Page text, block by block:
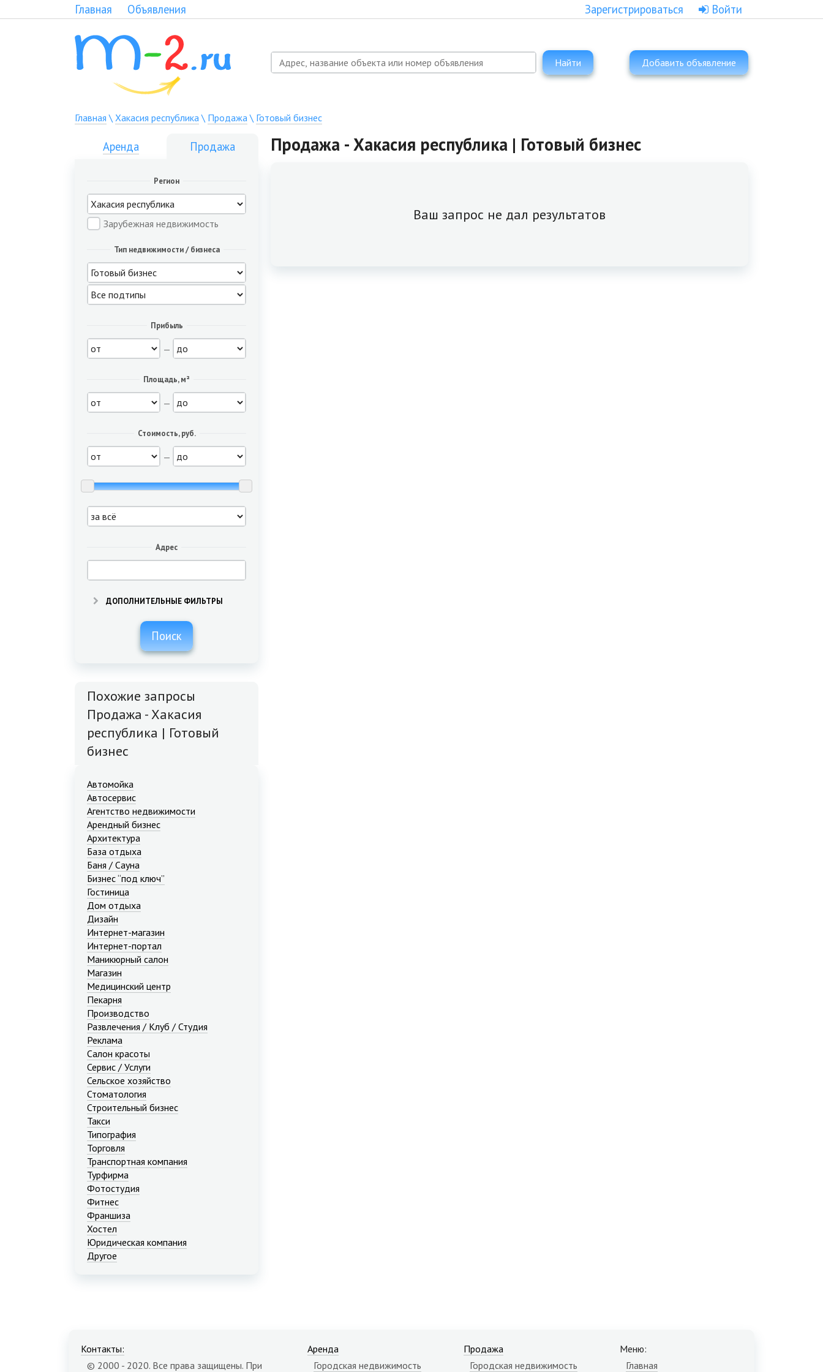
Главная Объявления Зарегистрироваться Войти
Найти Добавить объявление
Главная \ Хакасия республика\ Продажа\ Готовый бизнес
Аренда Продажа
Регион
Зарубежная недвижимость
Тип недвижимости / бизнеса
Прибыль
—
Площадь, м²
—
Стоимость, руб.
—
Адрес
ДОПОЛНИТЕЛЬНЫЕ ФИЛЬТРЫ
Поиск
Похожие запросы
Продажа - Хакасия
республика | Готовый
бизнес
Автомойка
Автосервис
Агентство недвижимости
Арендный бизнес
Архитектура
База отдыха
Баня / Сауна
Бизнес “под ключ”
Гостиница
Дом отдыха
Дизайн
Интернет-магазин
Интернет-портал
Маникюрный салон
Магазин
Медицинский центр
Пекарня
Производство
Развлечения / Клуб / Студия
Реклама
Салон красоты
Сервис / Услуги
Сельское хозяйство
Стоматология
Строительный бизнес
Такси
Типография
Торговля
Транспортная компания
Турфирма
Фотостудия
Фитнес
Франшиза
Хостел
Юридическая компания
Другое
Продажа - Хакасия республика | Готовый бизнес
Ваш запрос не дал результатов
Контакты:
© 2000 - 2020. Все права защищены. При
Аренда
Городская недвижимость
Продажа
Городская недвижимость
Меню:
Главная